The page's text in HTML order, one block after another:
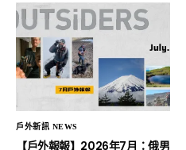
戶外新訊 NEWS
【戶外報報】2026年7月：俄男